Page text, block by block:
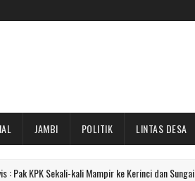
JAMBI POLITIK LINTAS DESA
kali Mampir ke Kerinci dan Sungai Penuh Dong!